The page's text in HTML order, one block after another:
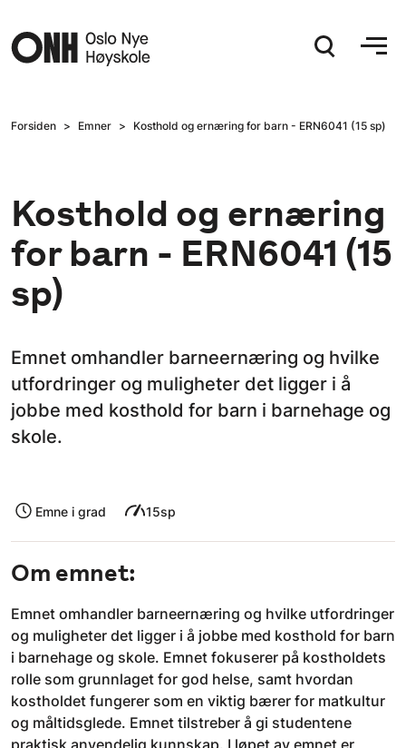
Forsiden Emner Kosthold og ernæring for barn - ERN6041 (15 sp)
Kosthold og ernæring
for barn - ERN6041 (15
sp)
Emnet omhandler barneernæring og hvilke
utfordringer og muligheter det ligger i å
jobbe med kosthold for barn i barnehage og
skole.
Emne i grad 15sp
Om emnet:
Emnet omhandler barneernæring og hvilke utfordringer
og muligheter det ligger i å jobbe med kosthold for barn
i barnehage og skole. Emnet fokuserer på kostholdets
rolle som grunnlaget for god helse, samt hvordan
kostholdet fungerer som en viktig bærer for matkultur
og måltidsglede. Emnet tilstreber å gi studentene